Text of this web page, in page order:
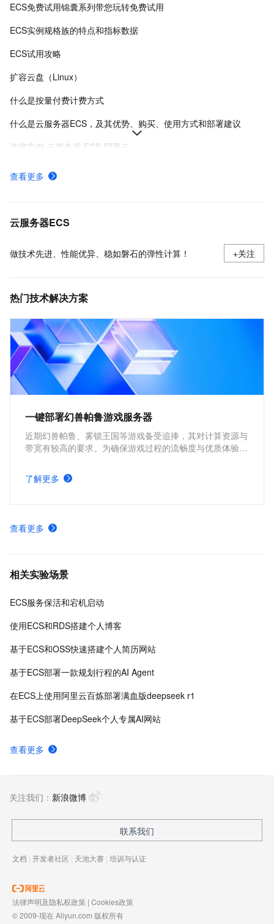
ECS免费试用锦囊系列带您玩转免费试用
ECS实例规格族的特点和指标数据
ECS试用攻略
扩容云盘（Linux）
什么是按量付费计费方式
什么是云服务器ECS，及其优势、购买、使用方式和部署建议
连接实例-云服务器 ECS-阿里云
在Linux上安装Docker和Docker Compose
阿里云ECS通用型实例规格（g系列）
查看更多
云服务器ECS
做技术先进、性能优异、稳如磐石的弹性计算！ +关注
热门技术解决方案
一键部署幻兽帕鲁游戏服务器
近期幻兽帕鲁、雾锁王国等游戏备受追捧，其对计算资源与
带宽有较高的要求。为确保游戏过程的流畅度与优质体验，
大的玩家群体提供专属联机服务器，一键购买部署，轻松开
启游戏。
了解更多
查看更多
相关实验场景
ECS服务保活和宕机启动
使用ECS和RDS搭建个人博客
基于ECS和OSS快速搭建个人简历网站
基于ECS部署一款规划行程的AI Agent
在ECS上使用阿里云百炼部署满血版deepseek r1
基于ECS部署DeepSeek个人专属AI网站
查看更多
关注我们： 新浪微博
联系我们
文档 | 开发者社区 | 天池大赛 | 培训与认证
法律声明及隐私权政策 | Cookies政策
© 2009-现在 Aliyun.com 版权所有